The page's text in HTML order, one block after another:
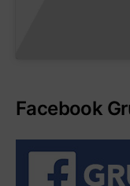
Facebook